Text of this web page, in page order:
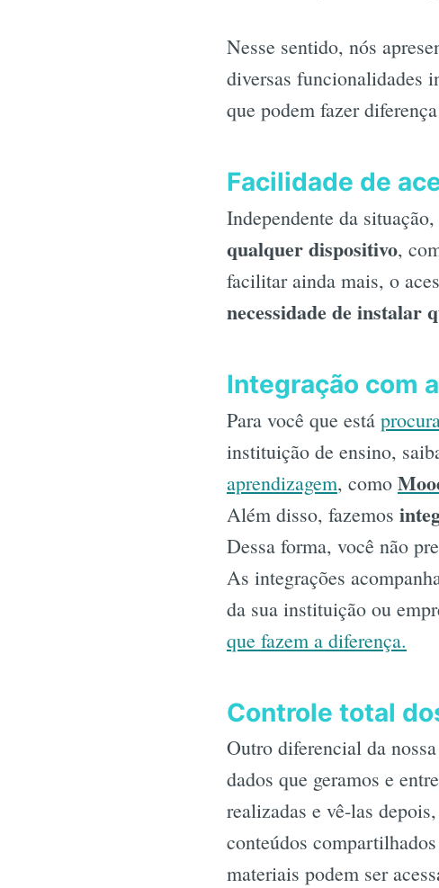
Nesse sentido, nós
diversas funcionalidades
que podem fazer
Facilidade de
Independente da
qualquer dispositivo,
facilitar ainda mais, o
necessidade de instalar
Integração com
Para você que está
instituição de ensino,
aprendizagem, como
Além disso, fazemos
Dessa forma, você não
As integrações
da sua instituição ou
que fazem a diferença.
Controle total
Outro diferencial da
dados que geramos e
realizadas e vê-las
conteúdos
materiais podem ser